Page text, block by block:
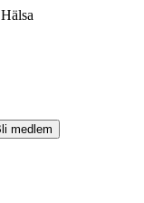
medlem